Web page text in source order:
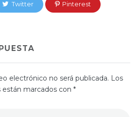
Twitter Pinterest
electrónico no será publicada. Los
marcados con *